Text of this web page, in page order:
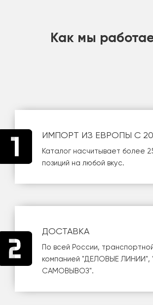
Как мы
ИМПОРТ ИЗ ЕВРОПЫ С
Каталог насчитывает более
позиций на любой вкус.
ДОСТАВКА
По всей России,
компанией "ДЕЛОВЫЕ ЛИНИИ",
САМОВЫВОЗ".